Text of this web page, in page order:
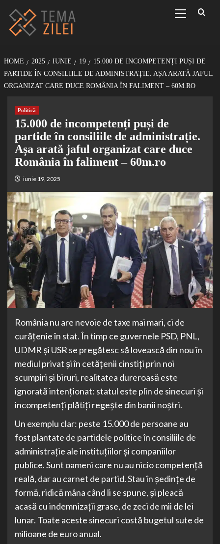
conținut
Menu
HOME 2025 IUNIE 19
15.000 DE INCOMPETENȚI PUȘI DE
PARTIDE ÎN CONSILIILE DE ADMINISTRAȚIE. AȘA ARATĂ JAFUL
ORGANIZAT CARE DUCE ROMÂNIA ÎN FALIMENT – 60M.RO
Politică
15.000 de incompetenți puși de
partide în consiliile de administrație.
Așa arată jaful organizat care duce
România în faliment – 60m.ro
iunie 19, 2025
România nu are nevoie de taxe mai mari, ci de
curățenie în stat. În timp ce guvernele PSD, PNL,
UDMR și USR se pregătesc să lovească din nou în
mediul privat și în cetățenii cinstiți prin noi
scumpiri și biruri, realitatea dureroasă este
ignorată intenționat: statul este plin de sinecuri și
incompetenți plătiți regește din banii noștri.
Un exemplu clar: peste 15.000 de persoane au
fost plantate de partidele politice în consiliile de
administrație ale instituțiilor și companiilor
publice. Sunt oameni care nu au nicio competență
reală, dar au carnet de partid. Stau în ședințe de
formă, ridică mâna când li se spune, și pleacă
acasă cu indemnizații grase, de zeci de mii de lei
lunar. Toate aceste sinecuri costă bugetul sute de
milioane de euro anual.